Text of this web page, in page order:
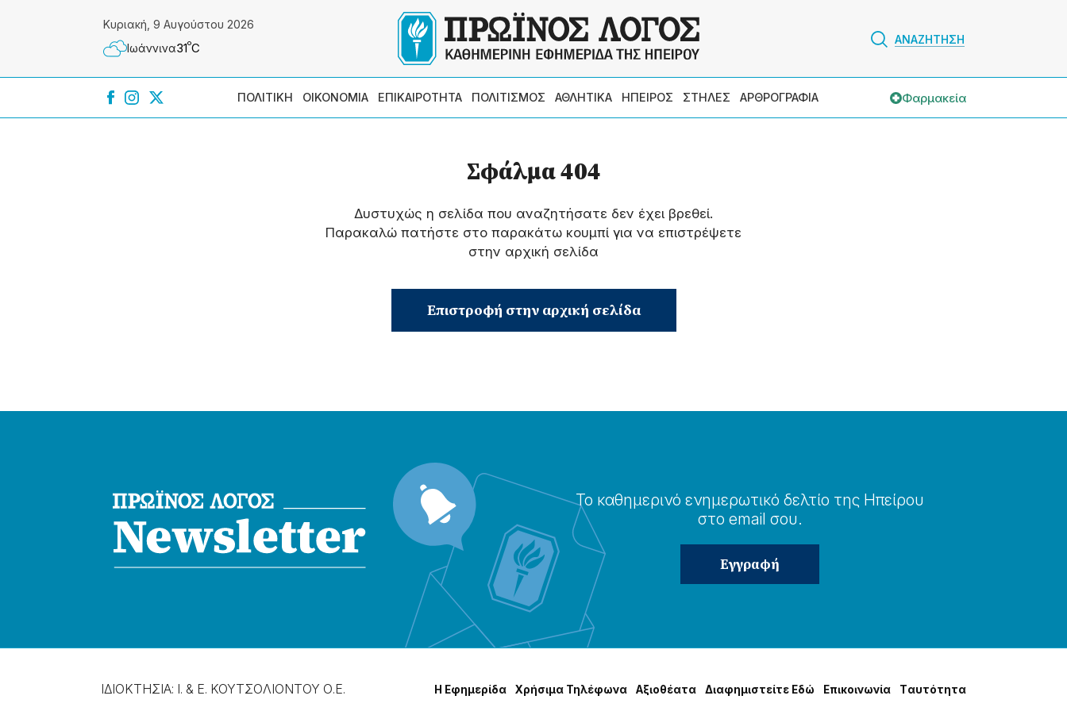
Κυριακή, 9 Αυγούστου 2026
Ιωάννɩνα31ºC
ΑΝΑΖΗΤΗΣΗ
ΠΟΛΙΤΙΚΗ ΟΙΚΟΝΟΜΙΑ ΕΠΙΚΑΙΡΟΤΗΤΑ ΠΟΛΙΤΙΣΜΟΣ ΑΘΛΗΤΙΚΑ ΗΠΕΙΡΟΣ ΣΤΗΛΕΣ ΑΡΘΡΟΓΡΑΦΙΑ Φαρμακεία
Σφάλμα 404
Δυστυχώς η σελίδα που αναζητήσατε δεν έχει βρεθεί.
Παρακαλώ πατήστε στο παρακάτω κουμπί για να επιστρέψετε
στην αρχική σελίδα
Επιστροφή στην αρχική σελίδα
Το καθημερɩνό ενημερωτɩκό δελτίο της Ηπείρου
στο email σου.
ΙΔΙΟΚΤΗΣΙΑ: Ι. & Ε. ΚΟΥΤΣΟΛΙΟΝΤΟΥ Ο.Ε. Η Εφημερίδα Χρήσɩμα Τηλέφωνα Αξɩοθέατα Δɩαφημɩστείτε Εδώ Επɩκοɩνωνία Tαυτότητα